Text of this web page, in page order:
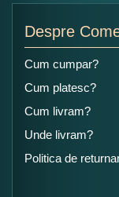
Ce nota
Despre
Cum cumpar?
Cum platesc?
Cum livram?
Unde livram?
Politica de